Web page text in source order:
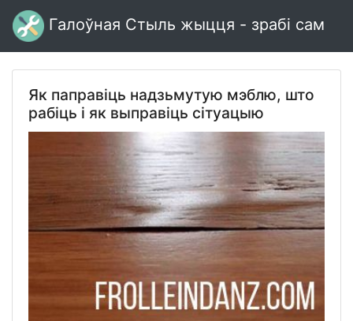
Галоўная Стыль жыцця - зрабі сам
Як паправіць надзьмутую мэблю, што
рабіць і як выправіць сітуацыю